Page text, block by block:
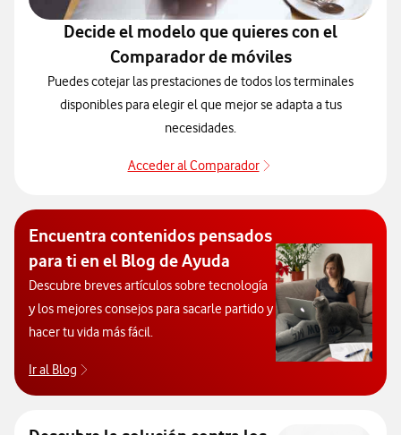
Decide el modelo que quieres con el
Comparador de móviles
Puedes cotejar las prestaciones de todos los terminales
disponibles para elegir el que mejor se adapta a tus
necesidades.
Acceder al Comparador
Encuentra contenidos pensados
para ti en el Blog de Ayuda
Descubre breves artículos sobre tecnología
y los mejores consejos para sacarle partido y
hacer tu vida más fácil.
Ir al Blog